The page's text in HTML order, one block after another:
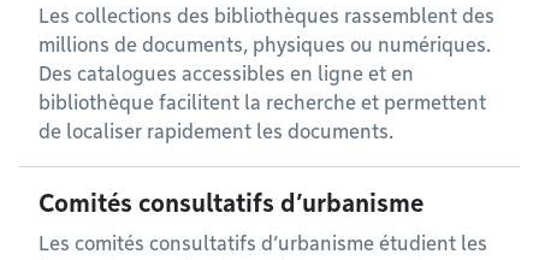
Les collections des bibliothèques rassemblent des
millions de documents, physiques ou numériques.
Des catalogues accessibles en ligne et en
bibliothèque facilitent la recherche et permettent
de localiser rapidement les documents.
Comités consultatifs d’urbanisme
Les comités consultatifs d’urbanisme étudient les